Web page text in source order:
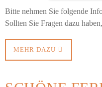
Bitte nehmen Sie folgende
Sollten Sie Fragen dazu
MEHR DAZU